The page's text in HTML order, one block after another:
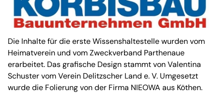
Die Inhalte für die erste Wissenshaltestelle wurden vom
Heimatverein und vom Zweckverband Parthenaue
erarbeitet. Das grafische Design stammt von Valentina
Schuster vom Verein Delitzscher Land e. V. Umgesetzt
wurde die Folierung von der Firma NIEOWA aus Köthen.